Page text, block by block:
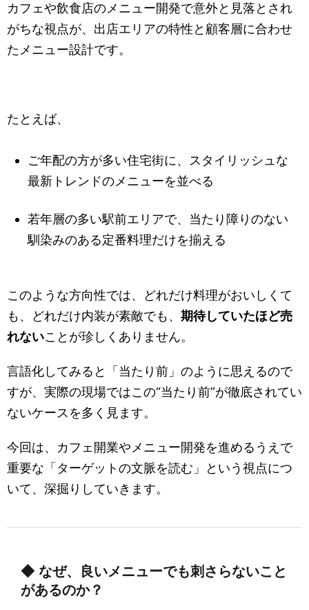
カフェや飲食店のメニュー開発で意外と見落とされ
がちな視点が、出店エリアの特性と顧客層に合わせ
たメニュー設計です。
たとえば、
ご年配の方が多い住宅街に、スタイリッシュな
最新トレンドのメニューを並べる
若年層の多い駅前エリアで、当たり障りのない
馴染みのある定番料理だけを揃える
このような方向性では、どれだけ料理がおいしくて
も、どれだけ内装が素敵でも、 期待していたほど売
れないことが珍しくありません。
言語化してみると「当たり前」のように思えるので
すが、実際の現場ではこの“当たり前”が徹底されてい
ないケースを多く見ます。
今回は、カフェ開業やメニュー開発を進めるうえで
重要な「ターゲットの文脈を読む」という視点につ
いて、深掘りしていきます。
◆ なぜ、良いメニューでも刺さらないこと
があるのか？